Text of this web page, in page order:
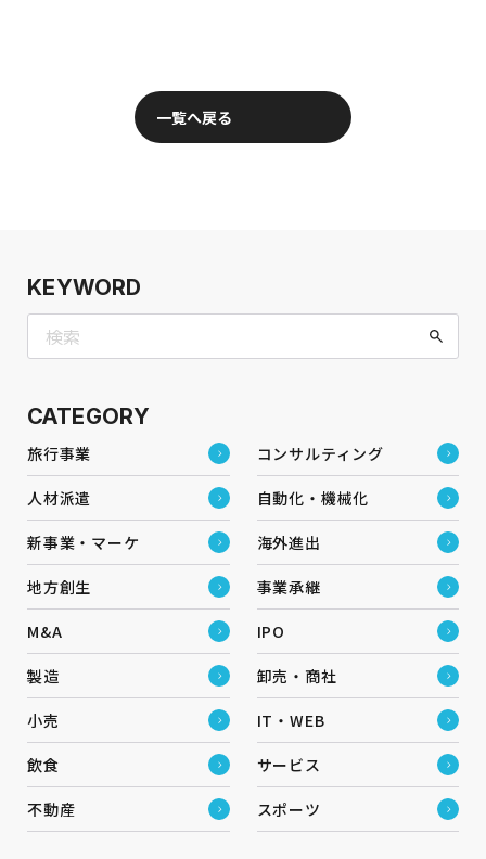
一覧へ戻る
KEYWORD
CATEGORY
旅行事業 コンサルティング
人材派遣 自動化・機械化
新事業・マーケ 海外進出
地方創生 事業承継
M&A IPO
製造 卸売・商社
小売 IT・WEB
飲食 サービス
不動産 スポーツ